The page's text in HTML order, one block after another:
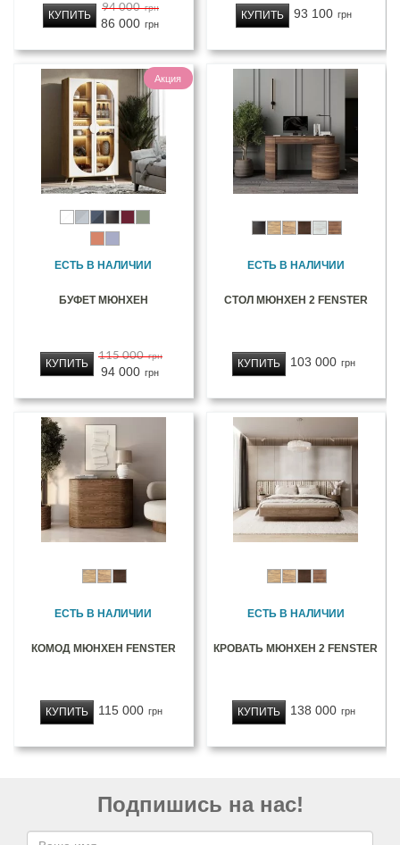
94 000 грн
86 000 грн
КУПИТЬ 93 100 грн
КУПИТЬ
Акция
ЕСТЬ В НАЛИЧИИ
БУФЕТ МЮНХЕН
115 000 грн
94 000 грн
КУПИТЬ
ЕСТЬ В НАЛИЧИИ
СТОЛ МЮНХЕН 2 FENSTER
103 000 грн
КУПИТЬ
ЕСТЬ В НАЛИЧИИ
КОМОД МЮНХЕН FENSTER
115 000 грн
КУПИТЬ
ЕСТЬ В НАЛИЧИИ
КРОВАТЬ МЮНХЕН 2 FENSTER
138 000 грн
КУПИТЬ
Подпишись на нас!